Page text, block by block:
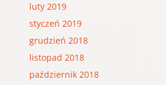
luty 2019
styczeń 2019
grudzień 2018
listopad 2018
październik 2018